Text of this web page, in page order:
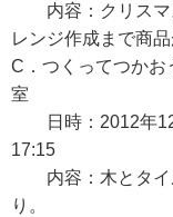
内容：クリスマ
レンジ作成まで商
C．つくってつかお
室
日時：2012年12
17:15
内容：木とタイ
り。